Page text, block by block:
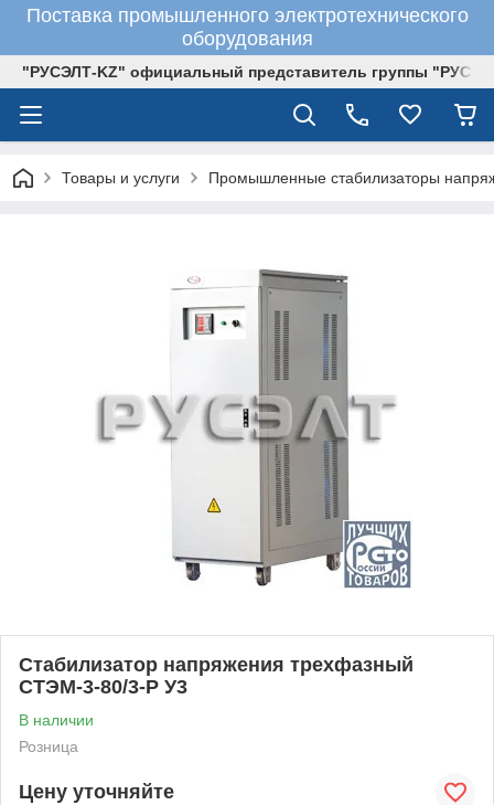
Поставка промышленного электротехнического
оборудования
"РУСЭЛТ-KZ" официальный представитель группы
Товары и услуги Промышленные стабилизаторы
Стабилизатор напряжения трехфазный
СТЭМ-3-80/3-Р У3
В наличии
Розница
Цену уточняйте